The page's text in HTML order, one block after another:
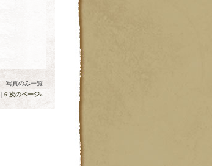
写真のみ一覧
| 6 次のページ»